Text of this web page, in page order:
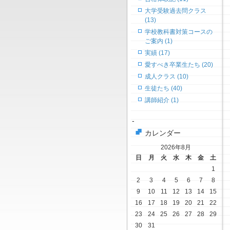
大学受験過去問クラス
(13)
学校教科書対策コースの
ご案内 (1)
実績 (17)
愛すべき卒業生たち (20)
成人クラス (10)
生徒たち (40)
講師紹介 (1)
-
カレンダー
2026年8月
日
月 火 水 木 金
土
1
2
3 4 5 6 7
8
9
10 11 12 13 14
15
16
17 18 19 20 21
22
23
24 25 26 27 28
29
30
31